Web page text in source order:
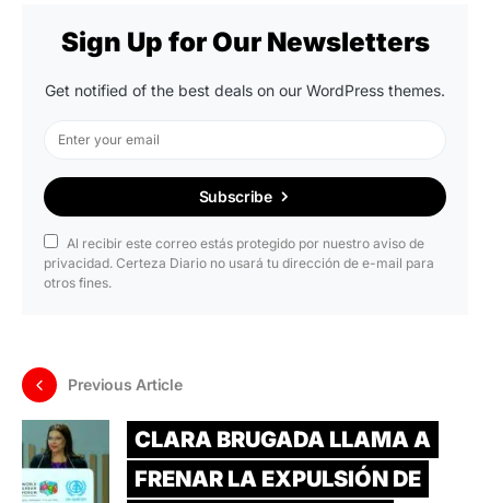
Sign Up for Our Newsletters
Get notified of the best deals on our WordPress themes.
Subscribe
Al recibir este correo estás protegido por nuestro aviso de
privacidad. Certeza Diario no usará tu dirección de e-mail para
otros fines.
Previous Article
CLARA BRUGADA LLAMA A
FRENAR LA EXPULSIÓN DE